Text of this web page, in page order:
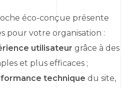
éco-conçue présente
pour votre organisation :
utilisateur grâce à des
et plus efficaces ;
technique du site,